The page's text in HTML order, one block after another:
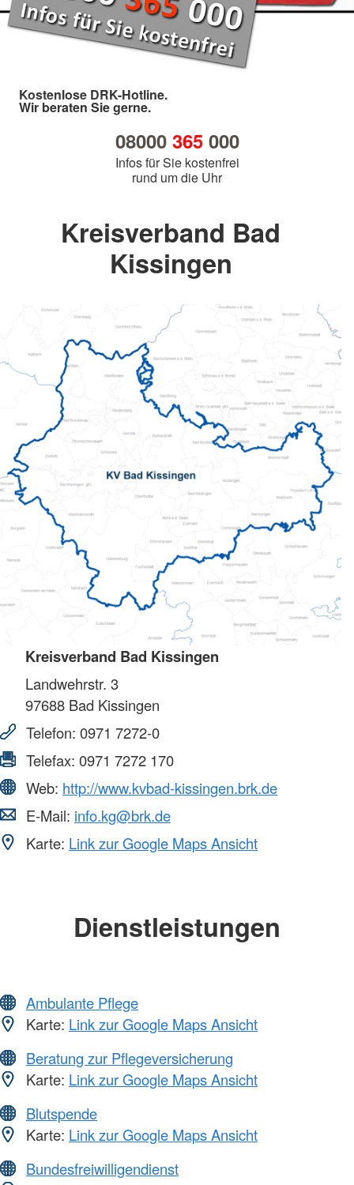
Kostenlose DRK-Hotline.
Wir beraten Sie gerne.
08000 365000
Infos für Sie kostenfrei
rund um die Uhr
Kreisverband Bad
Kissingen
Kreisverband Bad Kissingen
Landwehrstr. 3
97688 Bad Kissingen
Telefon: 0971 7272-0
Telefax: 0971 7272 170
Web: http://www.kvbad-kissingen.brk.de
E-Mail: info.kg@brk.de
Karte: Link zur Google Maps Ansicht
Dienstleistungen
Ambulante Pflege
Karte: Link zur Google Maps Ansicht
Beratung zur Pflegeversicherung
Karte: Link zur Google Maps Ansicht
Blutspende
Karte: Link zur Google Maps Ansicht
Bundesfreiwilligendienst